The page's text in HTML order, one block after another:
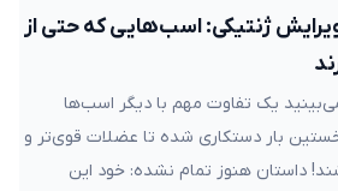
ژنتیکی: اسب‌هایی که حتی از
یک تفاوت مهم با دیگر اسب‌ها
بار دستکاری شده تا عضلات قوی‌تر و
داستان هنوز تمام نشده: خود این